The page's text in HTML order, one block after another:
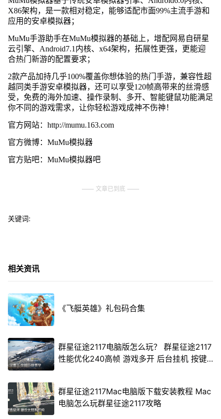
X86架构，是一款相对稳定，能够适配市面99%主流手游和
应用的安卓模拟器；
MuMu手游助手在MuMu模拟器的基础上，增配网易自研星
云引擎、Android7.1内核、x64架构，拓展性更强，更能迎
合热门新游的配置要求；
2款产品加持几乎100%覆盖你想体验的热门手游，兼容性超
越同类手游安卓模拟器，还可以享受120帧高带来的丝滑感
受，免费的海外加速、操作录制、多开、智能键鼠功能满足
你不同的游戏需求，让你轻松游戏成神不伤神！
官方网站：http://mumu.163.com
官方微博：MuMu模拟器
官方贴吧：MuMu模拟器吧
文章已到底
关键词:
相关资讯
《飞艇英雄》礼包码合集
群星征途2117电脑版怎么玩？ 群星征途2117
性能优化240高帧 游戏多开 后台挂机 按键
群星征途2117Mac电脑版下载安装教程 Mac
电脑怎么玩群星征途2117攻略